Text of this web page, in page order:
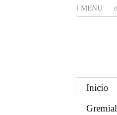
MENU
Inicio
Gremial